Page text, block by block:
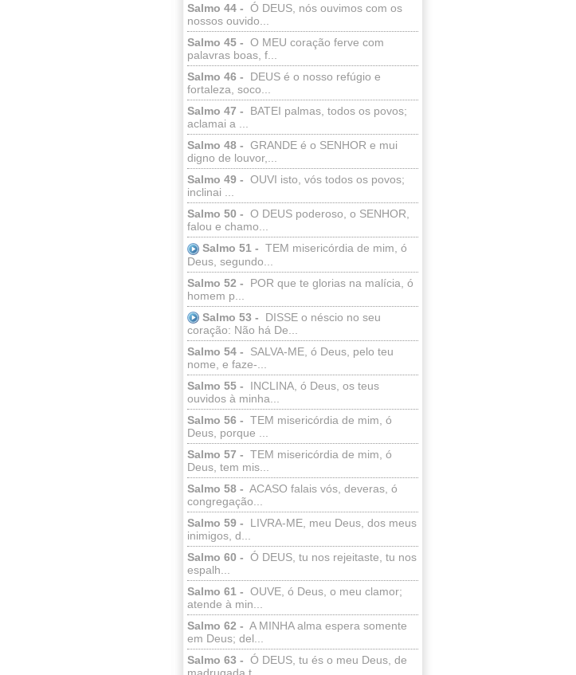
Salmo 44 - Ó DEUS, nós ouvimos com os
nossos ouvido...
Salmo 45 - O MEU coração ferve com
palavras boas, f...
Salmo 46 -
DEUS é o nosso refúgio e
fortaleza, soco...
Salmo 47 -
BATEI palmas, todos os povos;
aclamai a ...
Salmo 48 - GRANDE é o SENHOR e mui
digno de louvor,...
Salmo 49 - OUVI isto, vós todos os povos;
inclinai ...
Salmo 50 - O DEUS poderoso, o SENHOR,
falou e chamo...
Salmo 51 - TEM misericórdia de mim, ó
Deus, segundo...
Salmo 52 -
POR que te glorias na malícia, ó
homem p...
Salmo 53 -
DISSE o néscio no seu
coração: Não há De...
Salmo 54 -
SALVA-ME, ó Deus, pelo teu
nome, e faze-...
Salmo 55 -
INCLINA, ó Deus, os teus
ouvidos à minha...
Salmo 56 - TEM misericórdia de mim, ó
Deus, porque ...
Salmo 57 - TEM misericórdia de mim, ó
Deus, tem mis...
Salmo 58 - ACASO falais vós, deveras, ó
congregação...
Salmo 59 -
LIVRA-ME, meu Deus, dos meus
inimigos, d...
Salmo 60 - Ó DEUS, tu nos rejeitaste, tu nos
espalh...
Salmo 61 - OUVE, ó Deus, o meu clamor;
atende à min...
Salmo 62 - A MINHA alma espera somente
em Deus; del...
Salmo 63 - Ó DEUS, tu és o meu Deus, de